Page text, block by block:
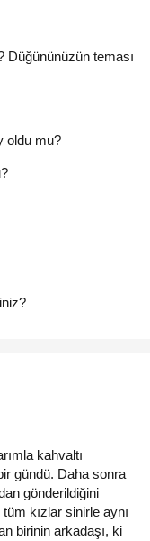
Düğününüzün teması
oldu mu?
kahvaltı
gündü. Daha sonra
gönderildiğini
kızlar sinirle aynı
birinin arkadaşı, ki